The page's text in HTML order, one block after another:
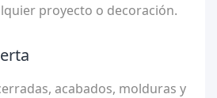
proyecto o decoración.
acabados, molduras y